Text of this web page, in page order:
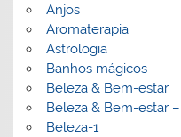
Anjos
Aromaterapia
Astrologia
Banhos mágicos
Beleza & Bem-estar
Beleza & Bem-estar
Beleza-1